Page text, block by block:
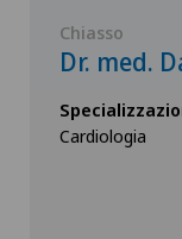
Chiasso
Dr. med.
Cardiologia